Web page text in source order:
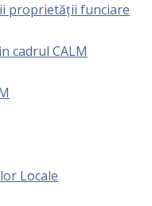
proprietăţii funciare
cadrul CALM
Locale